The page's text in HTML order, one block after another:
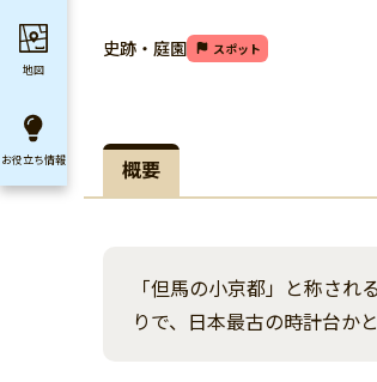
史跡・庭園 スポット
概要
「但馬の小京都」と称さ
りで、日本最古の時計台か
地図
お役立ち情報